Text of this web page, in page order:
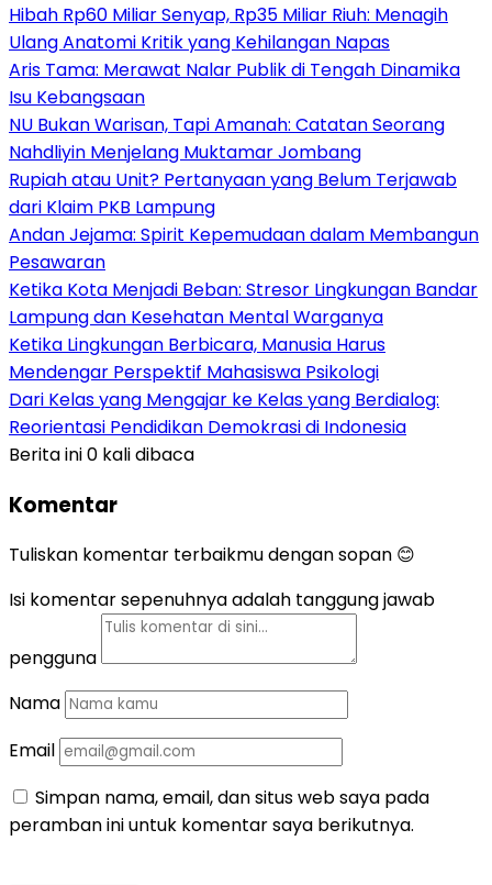
Hibah Rp60 Miliar Senyap, Rp35 Miliar Riuh: Menagih
Ulang Anatomi Kritik yang Kehilangan Napas
Aris Tama: Merawat Nalar Publik di Tengah Dinamika
Isu Kebangsaan
NU Bukan Warisan, Tapi Amanah: Catatan Seorang
Nahdliyin Menjelang Muktamar Jombang
Rupiah atau Unit? Pertanyaan yang Belum Terjawab
dari Klaim PKB Lampung
Andan Jejama: Spirit Kepemudaan dalam Membangun
Pesawaran
Ketika Kota Menjadi Beban: Stresor Lingkungan Bandar
Lampung dan Kesehatan Mental Warganya
Ketika Lingkungan Berbicara, Manusia Harus
Mendengar Perspektif Mahasiswa Psikologi
Dari Kelas yang Mengajar ke Kelas yang Berdialog:
Reorientasi Pendidikan Demokrasi di Indonesia
Berita ini 0 kali dibaca
Komentar
Tuliskan komentar terbaikmu dengan sopan 😊
Isi komentar sepenuhnya adalah tanggung jawab
pengguna
Nama
Email
Simpan nama, email, dan situs web saya pada
peramban ini untuk komentar saya berikutnya.